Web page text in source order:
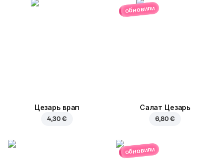
Цезарь врап
4,30 €
обновили
Салат Цезарь
6,80 €
обновили